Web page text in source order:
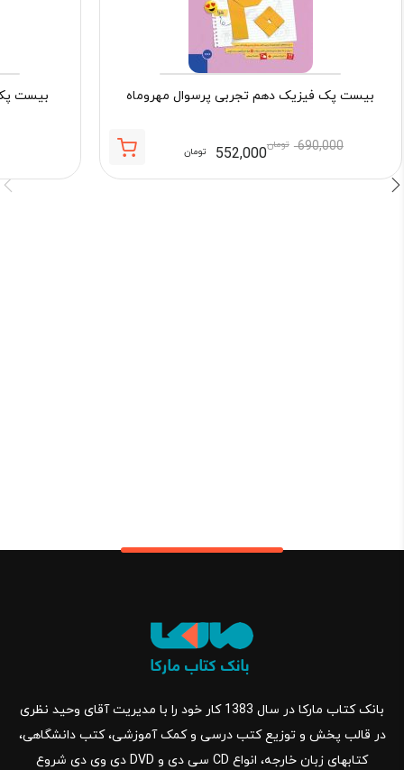
بیست پک فیزیک دهم تجربی پرسوال مهروماه
690,000 تومان552,000 تومان
بیست
بانک کتاب مارکا در سال 1383 کار خود را با مدیریت آقای وحید نظری
در قالب پخش و توزیع کتب درسی و کمک آموزشی، کتب دانشگاهی،
کتابهای زبان خارجه، انواع CD سی دی و DVD دی وی دی شروع